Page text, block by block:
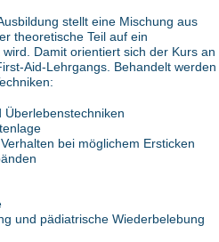
stellt eine Mischung aus
theoretische Teil auf ein
Damit orientiert sich der Kurs an
Aid-Lehrgangs. Behandelt werden
Überlebenstechniken
bei möglichem Ersticken
und pädiatrische Wiederbelebung